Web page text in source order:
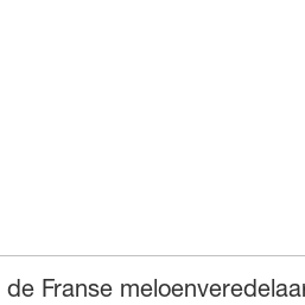
Franse